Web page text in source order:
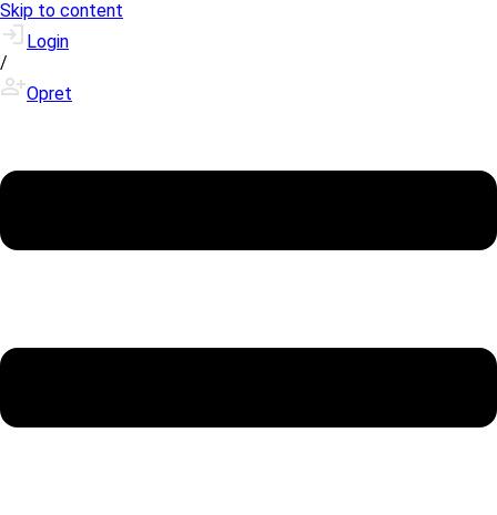
Skip to content
Login
/
Opret